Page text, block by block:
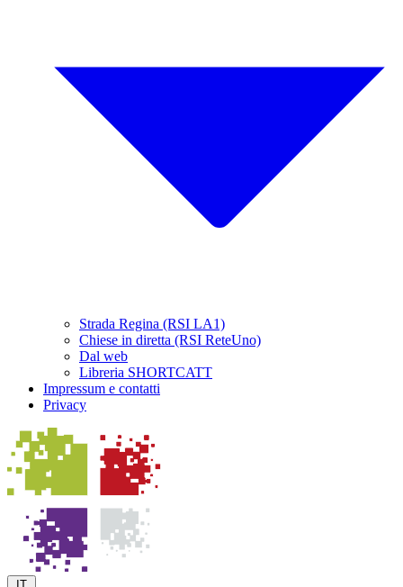
Strada Regina (RSI LA1)
Chiese in diretta (RSI ReteUno)
Dal web
Libreria SHORTCATT
Impressum e contatti
Privacy